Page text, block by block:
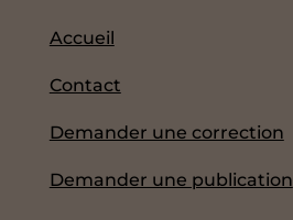
Accueil
Contact
Demander une correction
Demander une publication